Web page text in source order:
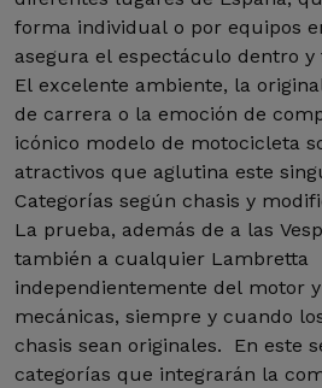
forma individual o por equipos
asegura el espectáculo dentro
El excelente ambiente, la
de carrera o la emoción de
icónico modelo de motocicleta
atractivos que aglutina este
Categorías según chasis y
La prueba, además de a las
también a cualquier Lambretta
independientemente del motor
mecánicas, siempre y cuando
chasis sean originales. En este
categorías que integrarán la